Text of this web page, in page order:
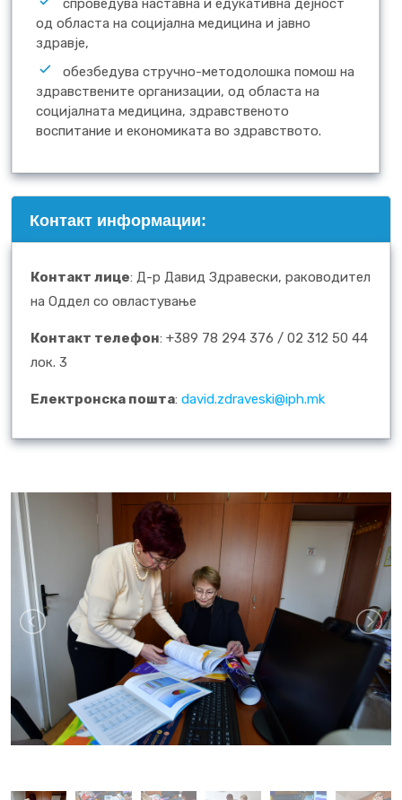
спроведува наставна и едукативна дејност
од областа на социјална медицина и јавно
здравје,
обезбедува стручно-методолошка помош на
здравствените организации, од областа на
социјалната медицина, здравственото
воспитание и економиката во здравството.
Контакт информации:
Контакт лице: Д-р Давид Здравески, раководител
на Оддел со овластување
Контакт телефон: +389 78 294 376 / 02 312 50 44
лок. 3
Електронска пошта: david.zdraveski@iph.mk